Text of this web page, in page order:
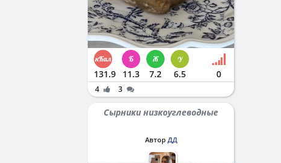
131.9 11.3 7.2 6.5 0
4 3
Сырники низкоуглеводные
Автор ДД